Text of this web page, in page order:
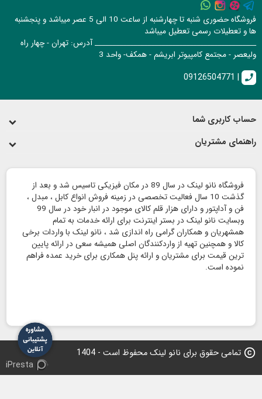
فروشگاه حضوری شنبه تا چهارشنبه از ساعت 10 الی 5 عصر میباشد و پنجشنبه
ها و تعطیلات رسمی تعطیل میباشد
______________________________________________ آدرس: تهران - چهار راه
ولیعصر - مجتمع کامپیوتر ابریشم - همکف- واحد 3
call
09126504771 |
حساب کاربری شما
راهنمای مشتریان
فروشگاه نانو لینک در سال 89 در مکان فیزیکی تاسیس شد و بعد از
گذشت 10 سال فعالیت تخصصی در زمینه فروش انواع کابل ، مبدل ،
فن و آداپتور و دارای هزار قلم کالای موجود در انبار خود در سال 99
وبسایت نانو لینک در بستر اینترنت برای ارائه خدمات به تمام
همشهریان و همکاران گرامی راه اندازی شد ، نانو لینک با واردات برخی
کالا و همچنین تهیه از واردکنندگان اصلی همیشه سعی در ارائه پایین
ترین قیمت برای مشتریان و ارائه پنل همکاری برای خرید عمده فراهم
نموده است.
copyright تمامی حقوق برای نانو لینک محفوظ است - 1404
iPresta